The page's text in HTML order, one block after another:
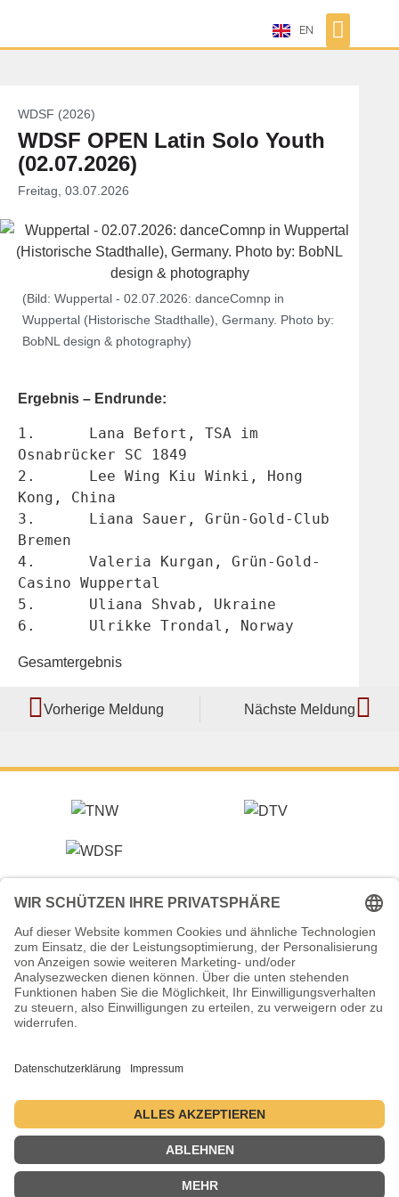
EN
WDSF (2026)
WDSF OPEN Latin Solo Youth
(02.07.2026)
Freitag, 03.07.2026
(Bild: Wuppertal - 02.07.2026: danceComnp in
Wuppertal (Historische Stadthalle), Germany. Photo by:
BobNL design & photography)
Ergebnis – Endrunde:
1.	Lana Befort, TSA im
Osnabrücker SC 1849
2.	Lee Wing Kiu Winki, Hong
Kong, China
3.	Liana Sauer, Grün-Gold-Club
Bremen
4.	Valeria Kurgan, Grün-Gold-
Casino Wuppertal
5.	Uliana Shvab, Ukraine
6.	Ulrikke Trondal, Norway
Gesamtergebnis
Vorherige Meldung Nächste Meldung
Veranstalter (Ausrichter):
Tanzsportverband Nordrhein-Westfalen e.V.
Veranstaltungsort:
Historische Stadthalle Wuppertal
Johannisberg 40
42103 Wuppertal
2.–5. Juli 2026 ・ 1.–4. Juli 2027 ・ 6.–9. Juli 2028
Datenschutzerklärung